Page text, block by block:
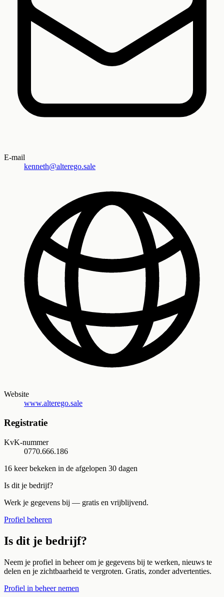
E-mail
kenneth@alterego.sale
Website
www.alterego.sale
Registratie
KvK-nummer
0770.666.186
16 keer bekeken in de afgelopen 30 dagen
Is dit je bedrijf?
Werk je gegevens bij — gratis en vrijblijvend.
Profiel beheren
Is dit je bedrijf?
Neem je profiel in beheer om je gegevens bij te werken, nieuws te
delen en je zichtbaarheid te vergroten. Gratis, zonder advertenties.
Profiel in beheer nemen